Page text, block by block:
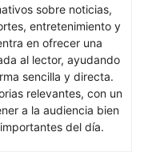
sobre noticias,
entretenimiento y
en ofrecer una
al lector, ayudando
sencilla y directa.
relevantes, con un
a la audiencia bien
del día.